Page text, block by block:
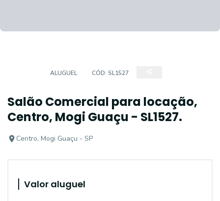
ALUGUEL CÓD: SL1527
Salão Comercial para locação,
Centro, Mogi Guaçu - SL1527.
Centro, Mogi Guaçu - SP
Valor aluguel